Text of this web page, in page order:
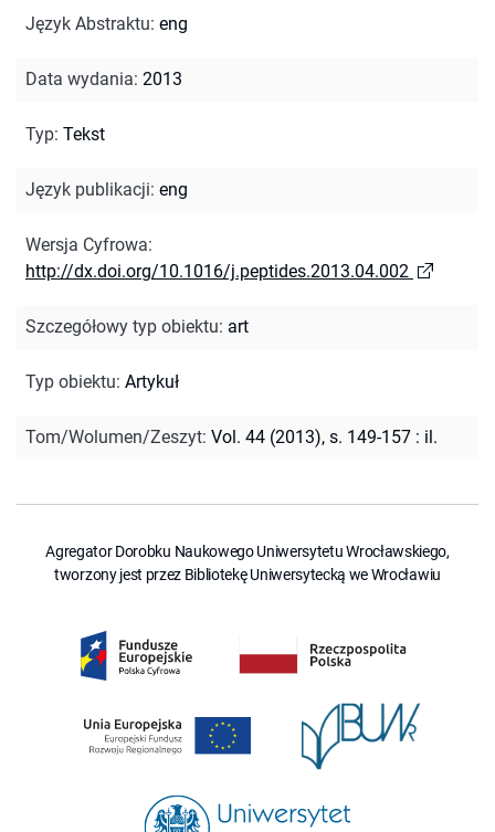
Język Abstraktu: eng
Data wydania: 2013
Typ: Tekst
Język publikacji: eng
Wersja Cyfrowa:
http://dx.doi.org/10.1016/j.peptides.2013.04.002
Szczegółowy typ obiektu: art
Typ obiektu: Artykuł
Tom/Wolumen/Zeszyt: Vol. 44 (2013), s. 149-157 : il.
Agregator Dorobku Naukowego Uniwersytetu Wrocławskiego,
tworzony jest przez Bibliotekę Uniwersytecką we Wrocławiu